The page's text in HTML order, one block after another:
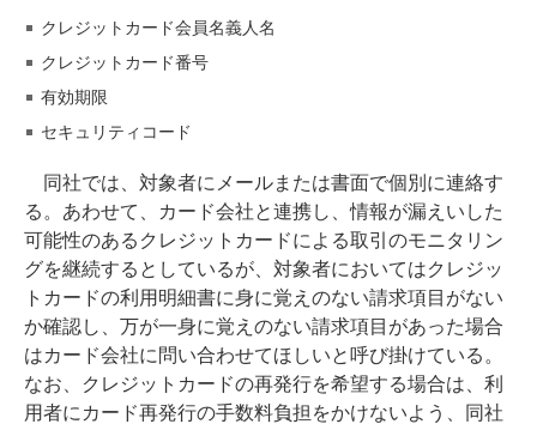
クレジットカード会員名義人名
クレジットカード番号
有効期限
セキュリティコード
同社では、対象者にメールまたは書面で個別に連絡す
る。あわせて、カード会社と連携し、情報が漏えいした
可能性のあるクレジットカードによる取引のモニタリン
グを継続するとしているが、対象者においてはクレジッ
トカードの利用明細書に身に覚えのない請求項目がない
か確認し、万が一身に覚えのない請求項目があった場合
はカード会社に問い合わせてほしいと呼び掛けている。
なお、クレジットカードの再発行を希望する場合は、利
用者にカード再発行の手数料負担をかけないよう、同社